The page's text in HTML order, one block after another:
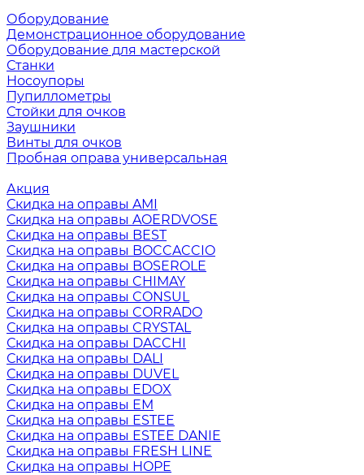
Оборудование
Демонстрационное оборудование
Оборудование для мастерской
Станки
Носоупоры
Пупиллометры
Стойки для очков
Заушники
Винты для очков
Пробная оправа универсальная
Акция
Скидка на оправы AMI
Скидка на оправы AOERDVOSE
Скидка на оправы BEST
Скидка на оправы BOCCACCIO
Скидка на оправы BOSEROLE
Скидка на оправы CHIMAY
Скидка на оправы CONSUL
Скидка на оправы CORRADO
Скидка на оправы CRYSTAL
Скидка на оправы DACCHI
Скидка на оправы DALI
Скидка на оправы DUVEL
Скидка на оправы EDOX
Скидка на оправы EM
Скидка на оправы ESTEE
Скидка на оправы ESTEE DANIE
Скидка на оправы FRESH LINE
Скидка на оправы HOPE